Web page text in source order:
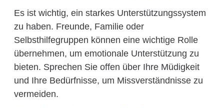
Es ist wichtig, ein starkes Unterstützungssystem
zu haben. Freunde, Familie oder
Selbsthilfegruppen können eine wichtige Rolle
übernehmen, um emotionale Unterstützung zu
bieten. Sprechen Sie offen über Ihre Müdigkeit
und Ihre Bedürfnisse, um Missverständnisse zu
vermeiden.